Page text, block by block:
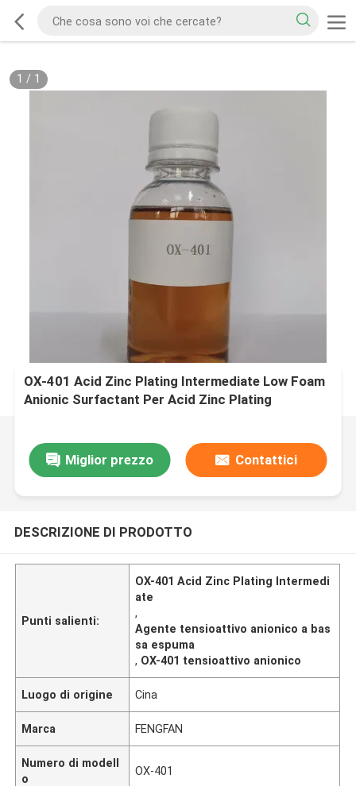
1 / 1
OX-401 Acid Zinc Plating Intermediate Low Foam
Anionic Surfactant Per Acid Zinc Plating
Miglior prezzo Contattici
DESCRIZIONE DI PRODOTTO
Punti salienti:
OX-401 Acid Zinc Plating Intermedi
ate
,
Agente tensioattivo anionico a bas
sa espuma
, OX-401 tensioattivo anionico
Luogo di origine Cina
Marca FENGFAN
Numero di modell
o
OX-401